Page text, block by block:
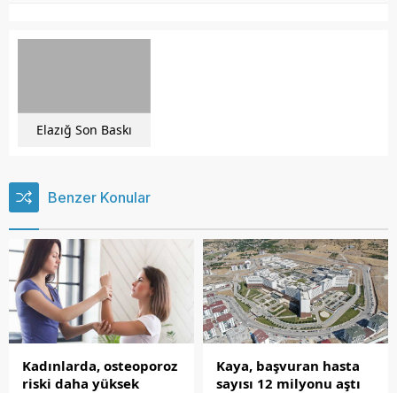
Elazığ Son Baskı
Benzer Konular
Kadınlarda, osteoporoz
riski daha yüksek
Kaya, başvuran hasta
sayısı 12 milyonu aştı